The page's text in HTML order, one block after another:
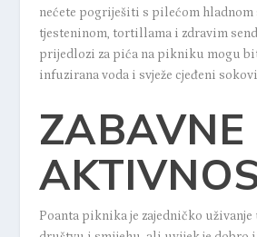
nećete pogriješiti s pilećom hladnom
tjesteninom, tortillama i zdravim
prijedlozi za pića na pikniku mogu
infuzirana voda i svježe cjeđeni
ZABAVNE
Poanta piknika je zajedničko